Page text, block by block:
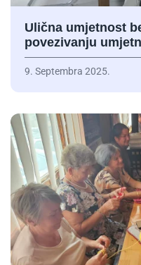
Ulična umjetnost
povezivanju
9. Septembra 2025.